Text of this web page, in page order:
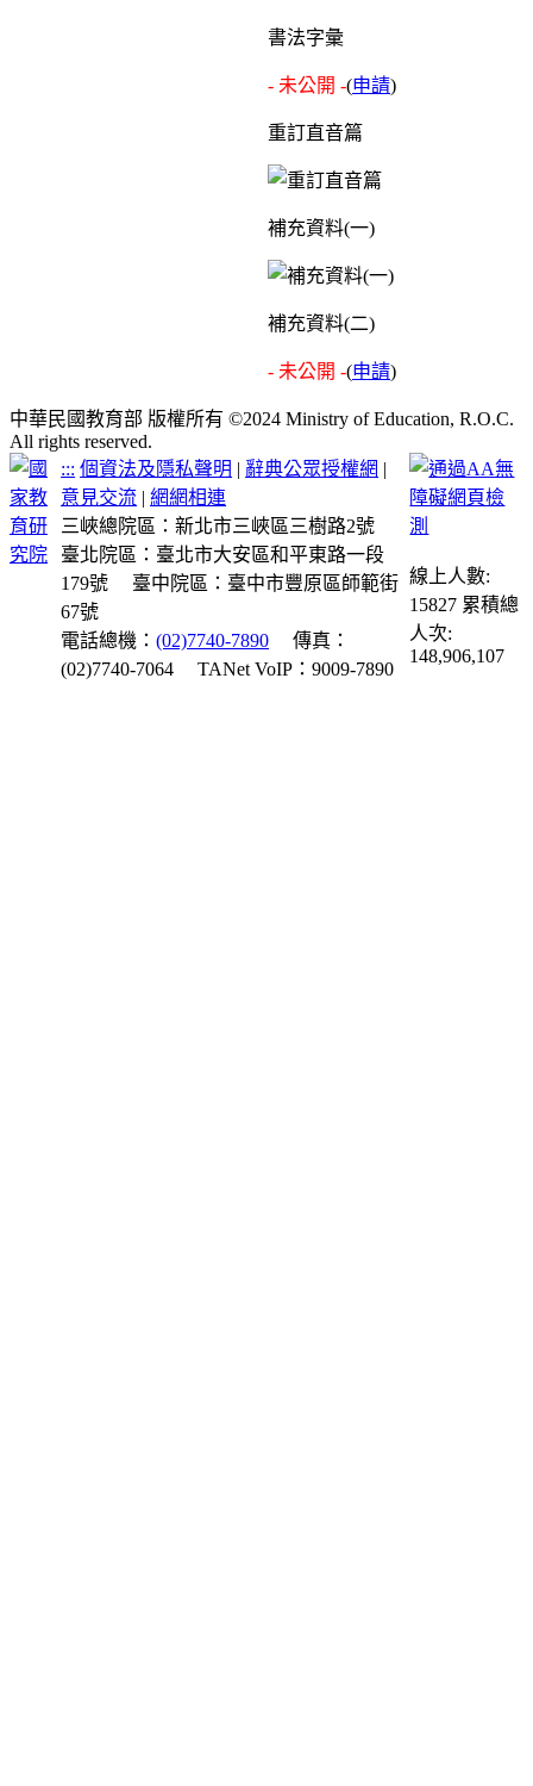
書法字彙
- 未公開 -(申請)
重訂直音篇
補充資料(一)
補充資料(二)
- 未公開 -(申請)
中華民國教育部 版權所有 ©2024 Ministry of Education, R.O.C.
All rights reserved.
::: 個資法及隱私聲明 | 辭典公眾授權網 |
意見交流 |網網相連
三峽總院區：新北市三峽區三樹路2號
臺北院區：臺北市大安區和平東路一段
179號
臺中院區：臺中市豐原區師範街
67號
電話總機：(02)7740-7890
傳真：
(02)7740-7064
TANet VoIP：9009-7890
線上人數:
15827 累積總
人次:
148,906,107